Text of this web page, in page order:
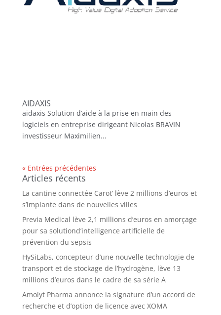
AIDAXIS
aidaxis Solution d’aide à la prise en main des
logiciels en entreprise dirigeant Nicolas BRAVIN
investisseur Maximilien...
« Entrées précédentes
Articles récents
La cantine connectée Carot’ lève 2 millions d’euros et
s’implante dans de nouvelles villes
Previa Medical lève 2,1 millions d’euros en amorçage
pour sa solutiond’intelligence artificielle de
prévention du sepsis
HySiLabs, concepteur d’une nouvelle technologie de
transport et de stockage de l’hydrogène, lève 13
millions d’euros dans le cadre de sa série A
Amolyt Pharma annonce la signature d’un accord de
recherche et d’option de licence avec XOMA